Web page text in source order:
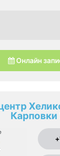
Онлайн
Карповки